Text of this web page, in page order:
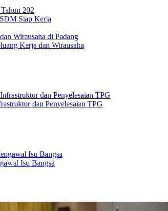
Siap Kerja
Kerja dan Wirausaha
dan Penyelesaian TPG
Isu Bangsa